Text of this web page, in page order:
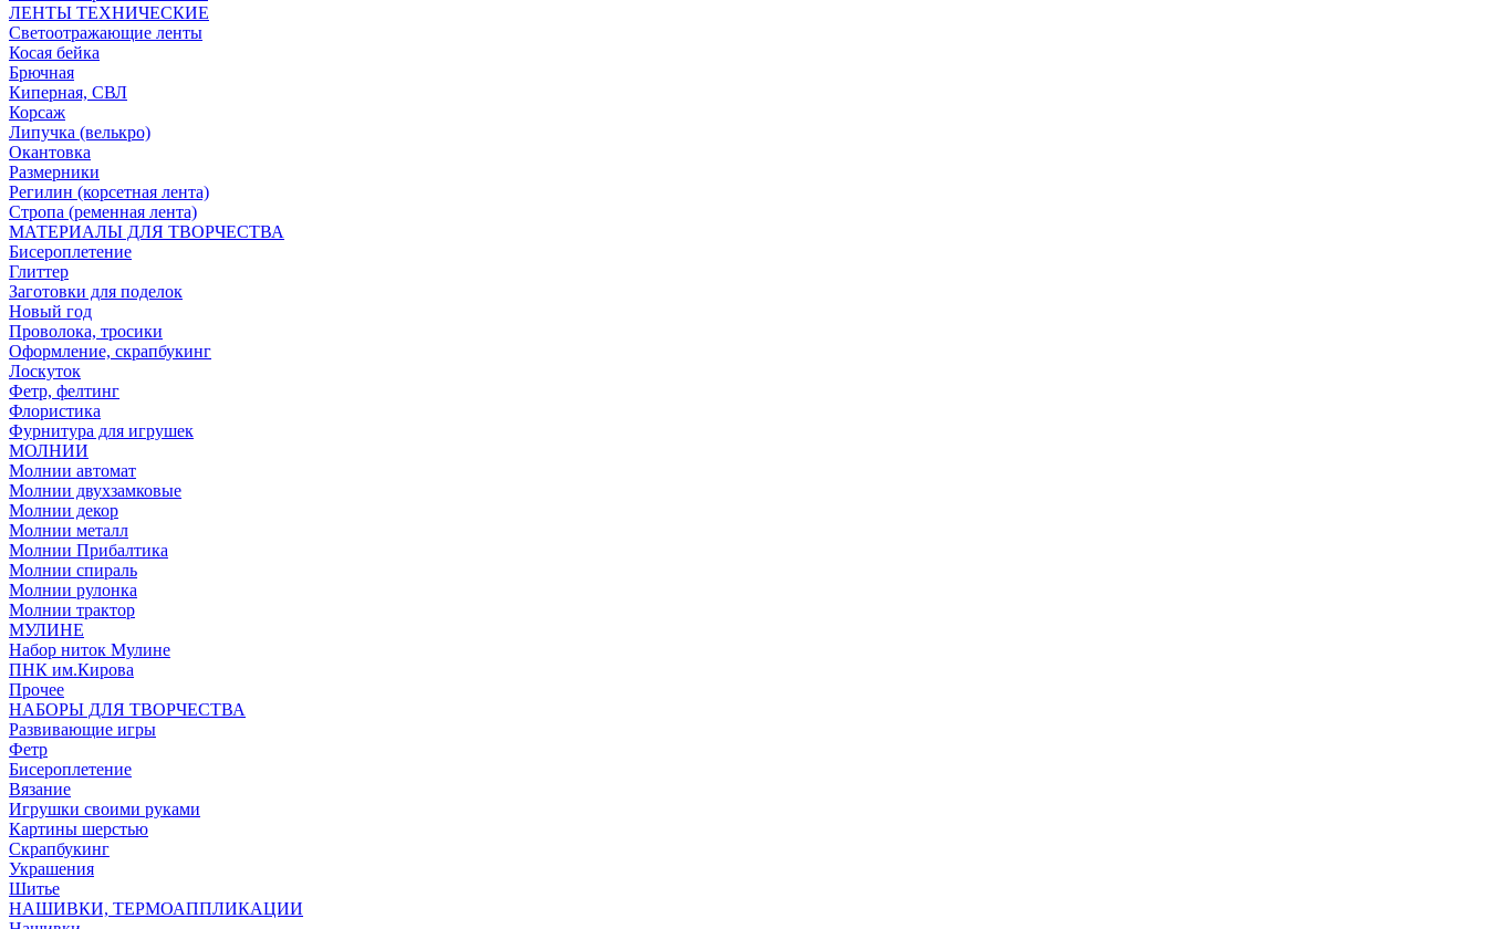
ЛЕНТЫ ТЕХНИЧЕСКИЕ
Светоотражающие ленты
Косая бейка
Брючная
Киперная, СВЛ
Корсаж
Липучка (велькро)
Окантовка
Размерники
Регилин (корсетная лента)
Стропа (ременная лента)
МАТЕРИАЛЫ ДЛЯ ТВОРЧЕСТВА
Бисероплетение
Глиттер
Заготовки для поделок
Новый год
Проволока, тросики
Оформление, скрапбукинг
Лоскуток
Фетр, фелтинг
Флористика
Фурнитура для игрушек
МОЛНИИ
Молнии автомат
Молнии двухзамковые
Молнии декор
Молнии металл
Молнии Прибалтика
Молнии спираль
Молнии рулонка
Молнии трактор
МУЛИНЕ
Набор ниток Мулине
ПНК им.Кирова
Прочее
НАБОРЫ ДЛЯ ТВОРЧЕСТВА
Развивающие игры
Фетр
Бисероплетение
Вязание
Игрушки своими руками
Картины шерстью
Скрапбукинг
Украшения
Шитье
НАШИВКИ, ТЕРМОАППЛИКАЦИИ